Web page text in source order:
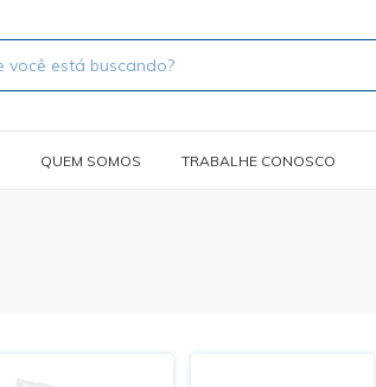
QUEM SOMOS TRABALHE CONOSCO